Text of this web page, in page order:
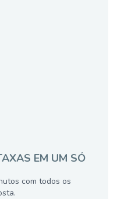
EM UM SÓ
com todos os